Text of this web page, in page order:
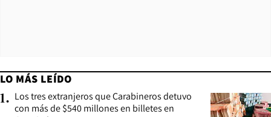
LO MÁS LEÍDO
1. Los tres extranjeros que Carabineros detuvo
con más de $540 millones en billetes en